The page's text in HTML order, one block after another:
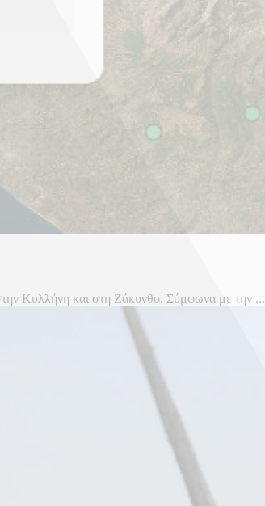
Κυλλήνη και στη Ζάκυνθο. Σύμφωνα με την ...